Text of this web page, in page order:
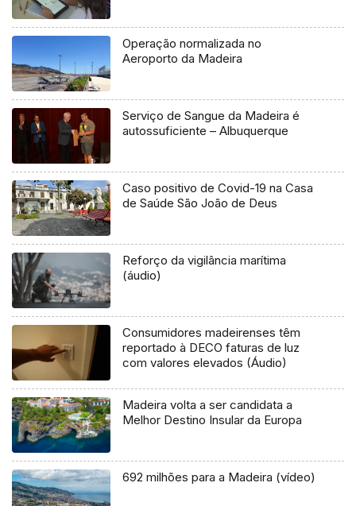
Operação normalizada no
Aeroporto da Madeira
Serviço de Sangue da Madeira é
autossuficiente – Albuquerque
Caso positivo de Covid-19 na Casa
de Saúde São João de Deus
Reforço da vigilância marítima
(áudio)
Consumidores madeirenses têm
reportado à DECO faturas de luz
com valores elevados (Áudio)
Madeira volta a ser candidata a
Melhor Destino Insular da Europa
692 milhões para a Madeira (vídeo)